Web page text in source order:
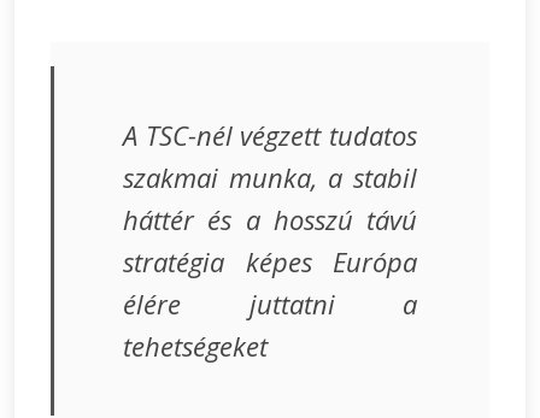
A TSC-nél végzett tudatos
szakmai munka, a stabil
háttér és a hosszú távú
stratégia képes Európa
élére juttatni a
tehetségeket